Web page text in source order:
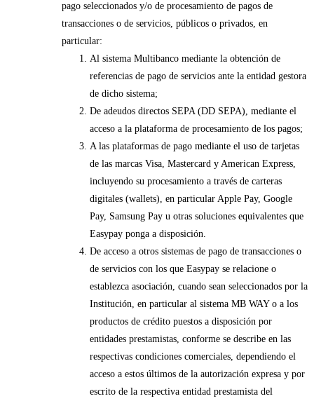
pago seleccionados y/o de procesamiento de pagos de
transacciones o de servicios, públicos o privados, en
particular:
Al sistema Multibanco mediante la obtención de
referencias de pago de servicios ante la entidad gestora
de dicho sistema;
De adeudos directos SEPA (DD SEPA), mediante el
acceso a la plataforma de procesamiento de los pagos;
A las plataformas de pago mediante el uso de tarjetas
de las marcas Visa, Mastercard y American Express,
incluyendo su procesamiento a través de carteras
digitales (wallets), en particular Apple Pay, Google
Pay, Samsung Pay u otras soluciones equivalentes que
Easypay ponga a disposición.
De acceso a otros sistemas de pago de transacciones o
de servicios con los que Easypay se relacione o
establezca asociación, cuando sean seleccionados por la
Institución, en particular al sistema MB WAY o a los
productos de crédito puestos a disposición por
entidades prestamistas, conforme se describe en las
respectivas condiciones comerciales, dependiendo el
acceso a estos últimos de la autorización expresa y por
escrito de la respectiva entidad prestamista del